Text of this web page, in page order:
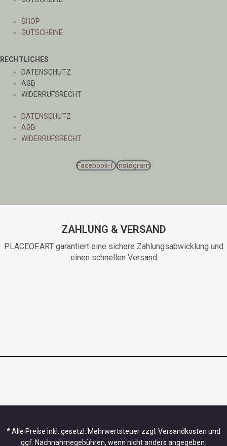
SHOP
GUTSCHEINE
RECHTLICHES
DATENSCHUTZ
AGB
WIDERRUFSRECHT
DATENSCHUTZ
AGB
WIDERRUFSRECHT
Facebook-f Instagram
ZAHLUNG & VERSAND
PLACEOF.ART garantiert eine sichere Zahlungsabwicklung und
einen schnellen Versand
* Alle Preise inkl. gesetzl. Mehrwertsteuer zzgl. Versandkosten und
ggf. Nachnahmegebühren, wenn nicht anders angegeben.